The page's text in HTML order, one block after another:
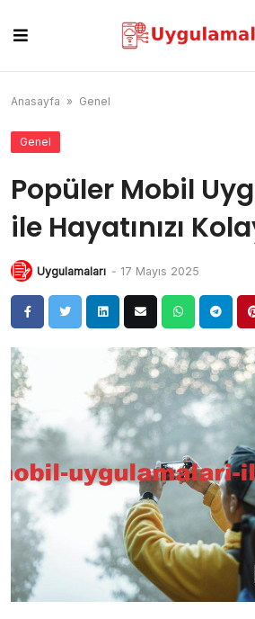
content
Anasayfa » Genel
Genel
Popüler Mobil
ile Hayatınızı
Uygulamaları - 17 Mayıs 2025